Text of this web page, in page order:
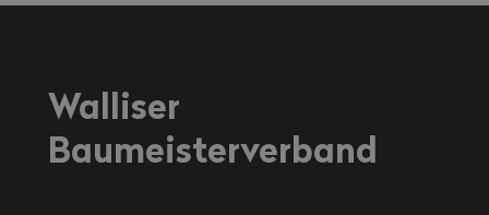
Walliser
Baumeisterverband